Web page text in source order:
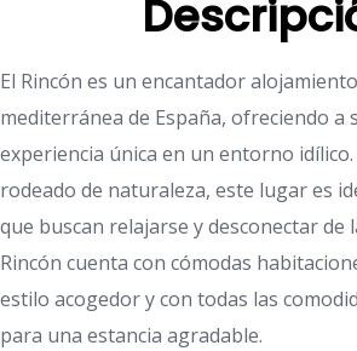
El Rincón es un encantador
mediterránea de España, ofreciendo a
experiencia única en un entorno
rodeado de naturaleza, este lugar es
que buscan relajarse y desconectar de
Rincón cuenta con cómodas
estilo acogedor y con todas las
para una estancia agradable.